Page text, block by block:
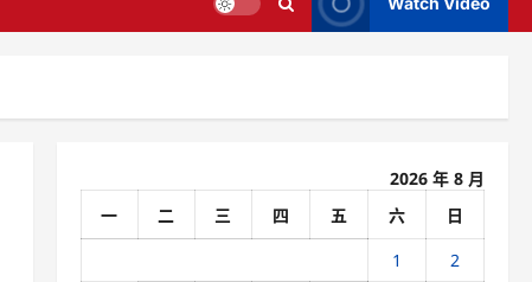
2026 年 8 月
一
二 三 四 五 六
日
1
2